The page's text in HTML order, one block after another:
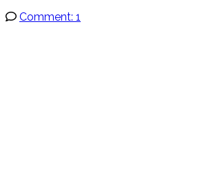
Comment: 1